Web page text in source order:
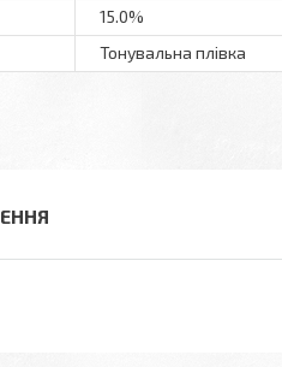
15.0%
Тонувальна плівка